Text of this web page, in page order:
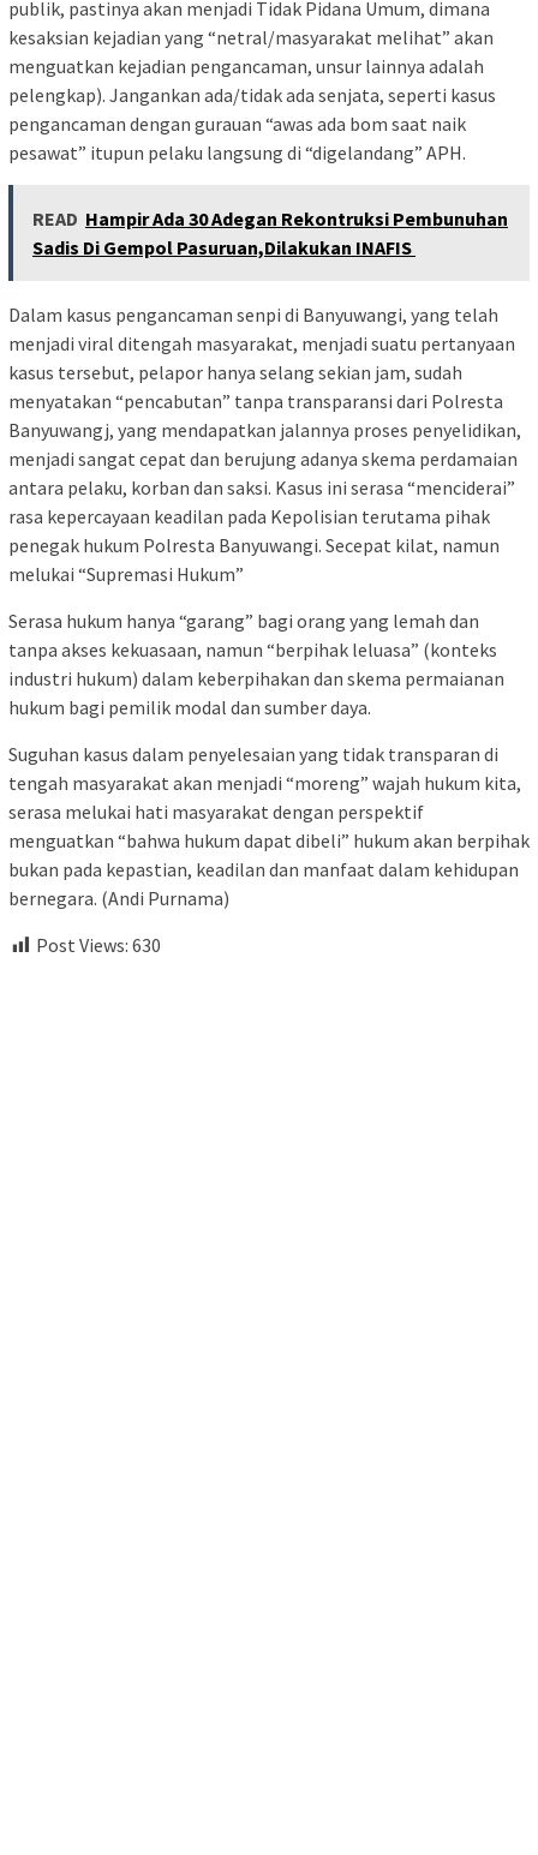
publik, pastinya akan menjadi Tidak Pidana Umum, dimana
kesaksian kejadian yang “netral/masyarakat melihat” akan
menguatkan kejadian pengancaman, unsur lainnya adalah
pelengkap). Jangankan ada/tidak ada senjata, seperti kasus
pengancaman dengan gurauan “awas ada bom saat naik
pesawat” itupun pelaku langsung di “digelandang” APH.
READ Hampir Ada 30 Adegan Rekontruksi Pembunuhan
Sadis Di Gempol Pasuruan,Dilakukan INAFIS
Dalam kasus pengancaman senpi di Banyuwangi, yang telah
menjadi viral ditengah masyarakat, menjadi suatu pertanyaan
kasus tersebut, pelapor hanya selang sekian jam, sudah
menyatakan “pencabutan” tanpa transparansi dari Polresta
Banyuwangj, yang mendapatkan jalannya proses penyelidikan,
menjadi sangat cepat dan berujung adanya skema perdamaian
antara pelaku, korban dan saksi. Kasus ini serasa “menciderai”
rasa kepercayaan keadilan pada Kepolisian terutama pihak
penegak hukum Polresta Banyuwangi. Secepat kilat, namun
melukai “Supremasi Hukum”
Serasa hukum hanya “garang” bagi orang yang lemah dan
tanpa akses kekuasaan, namun “berpihak leluasa” (konteks
industri hukum) dalam keberpihakan dan skema permaianan
hukum bagi pemilik modal dan sumber daya.
Suguhan kasus dalam penyelesaian yang tidak transparan di
tengah masyarakat akan menjadi “moreng” wajah hukum kita,
serasa melukai hati masyarakat dengan perspektif
menguatkan “bahwa hukum dapat dibeli” hukum akan berpihak
bukan pada kepastian, keadilan dan manfaat dalam kehidupan
bernegara. (Andi Purnama)
Post Views: 630